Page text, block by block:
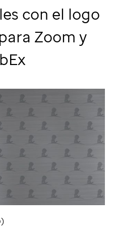
con el logo
Zoom y